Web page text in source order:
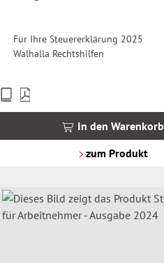
Für Ihre Steuererklärung 2025
Walhalla Rechtshilfen
inkl.
In den Warenkorb
zum Produkt